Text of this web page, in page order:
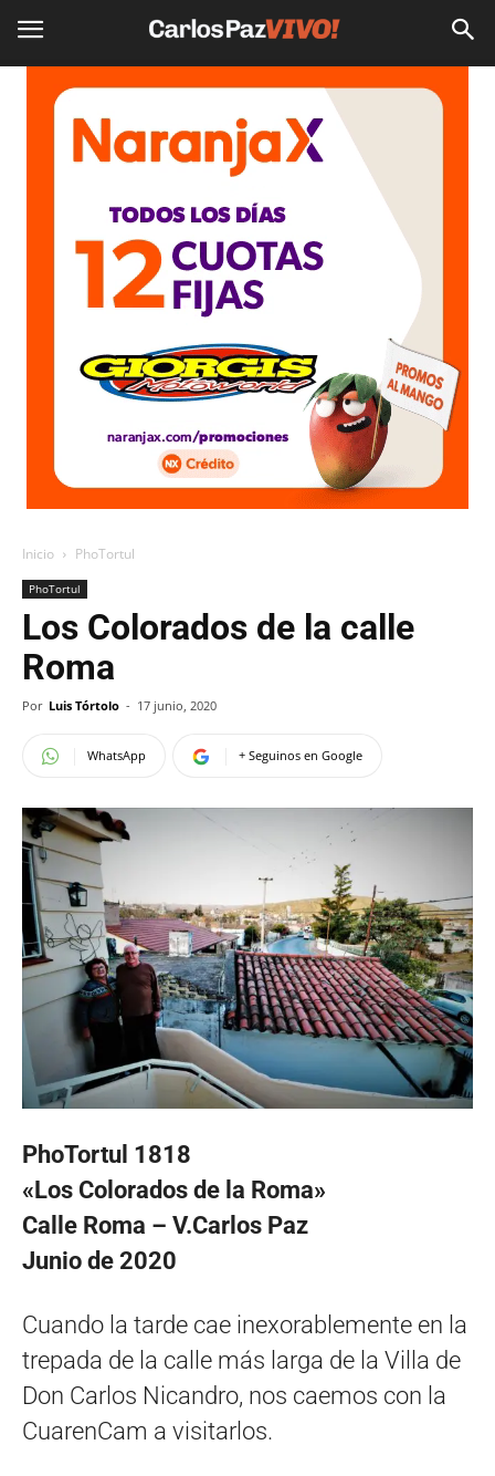
Inicio PhoTortul
PhoTortul
Los Colorados de la calle
Roma
Por Luis Tórtolo - 17 junio, 2020
WhatsApp + Seguinos en Google
PhoTortul 1818
«Los Colorados de la Roma»
Calle Roma – V.Carlos Paz
Junio de 2020
Cuando la tarde cae inexorablemente en la
trepada de la calle más larga de la Villa de
Don Carlos Nicandro, nos caemos con la
CuarenCam a visitarlos.